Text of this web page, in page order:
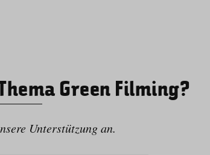
Green Filming?
Unterstützung an.